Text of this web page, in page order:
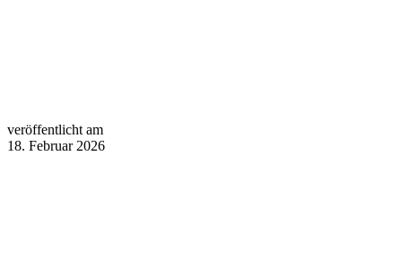
veröffentlicht am
18. Februar 2026